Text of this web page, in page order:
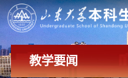
教学要闻